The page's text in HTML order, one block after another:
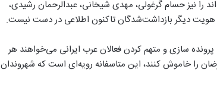
را نیز حسام گرغولى، مهدى شيخانى، عبدالرحمان رشيدى،
هويت ديگر بازداشت‌شدگان تاكنون اطلاعى در دست نيست.
سازی و متهم کردن فعالان عرب ایرانی می‌خواهند هر
را خاموش کنند، این متاسفانه رویه‌ای است که شهروندان